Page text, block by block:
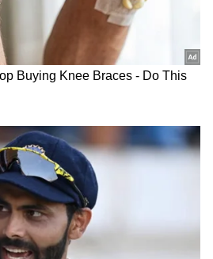
ಹೇಳಿದ್ದಾರೆ. ಆದರೆ, ಯಾವ
ರಾಷ್ಟ್ರಗಳು ಮುಳುಗಡೆ
ನೀಡಿಲ್ಲ.
ಸಾವು:
ಹೋಗುವಷ್ಟರಲ್ಲೇ ಮೃತ್ಯು
ಚಿಹ್ನೆಗಳಿಗೆ ಅದೃಷ್ಟ
ಲಾಭದಿಂದ ಗೌರವ